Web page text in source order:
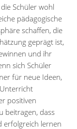
Schüler wohl
pädagogische
schaffen, die
geprägt ist,
und ihr
sich Schüler
für neue Ideen,
positiven
beitragen, dass
erfolgreich lernen